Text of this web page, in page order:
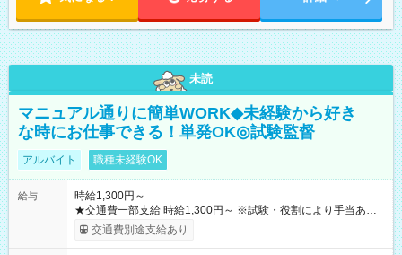
未読
マニュアル通りに簡単WORK◆未経験から好き
な時にお仕事できる！単発OK◎試験監督
アルバイト 職種未経験OK
給与
時給1,300円～
★交通費一部支給 時給1,300円～ ※試験・役割により手当あり
※勤務回数により昇給あり 【即給（前払い）オプションあ
り！】 希望される場合、勤務から1週間ほどで給与の一部を受け
交通費別途支給あり